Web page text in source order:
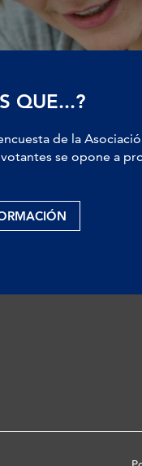
QUE...?
de la
se opone a